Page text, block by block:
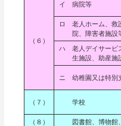
（６）
イ 病院等
ロ 老人ホーム、救
院、障害者施設
ハ 老人デイサービ
生施設、助産施
ニ 幼稚園又は特別
（７） 学校
（８） 図書館、博物館